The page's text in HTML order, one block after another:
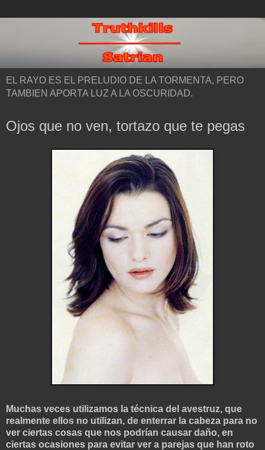
EL RAYO ES EL PRELUDIO DE LA TORMENTA, PERO
TAMBIEN APORTA LUZ A LA OSCURIDAD.
Ojos que no ven, tortazo que te pegas
Muchas veces utilizamos la técnica del avestruz, que
realmente ellos no utilizan, de enterrar la cabeza para no
ver ciertas cosas que nos podrían causar daño, en
ciertas ocasiones para evitar ver a parejas que han roto